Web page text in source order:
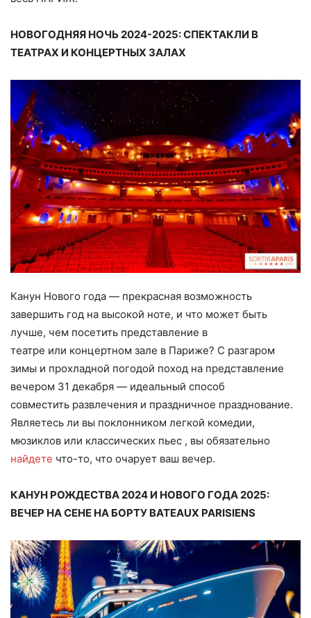
НОВОГОДНЯЯ НОЧЬ 2024-2025: СПЕКТАКЛИ В
ТЕАТРАХ И КОНЦЕРТНЫХ ЗАЛАХ
Канун Нового года — прекрасная возможность
завершить год на высокой ноте, и что может быть
лучше, чем посетить представление в
театре или концертном зале в Париже? С разгаром
зимы и прохладной погодой поход на представление
вечером 31 декабря — идеальный способ
совместить развлечения и праздничное празднование.
Являетесь ли вы поклонником легкой комедии,
мюзиклов или классических пьес , вы обязательно
найдете что-то, что очарует ваш вечер.
КАНУН РОЖДЕСТВА 2024 И НОВОГО ГОДА 2025:
ВЕЧЕР НА СЕНЕ НА БОРТУ BATEAUX PARISIENS